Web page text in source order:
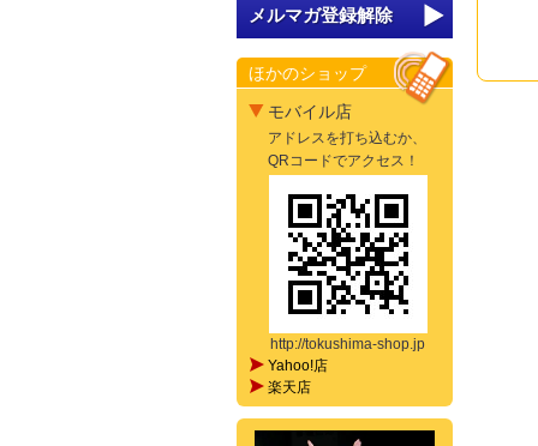
メルマガ登録解除
ほかのショップ
モバイル店
アドレスを打ち込むか、
QRコードでアクセス！
http://tokushima-shop.jp
Yahoo!店
楽天店